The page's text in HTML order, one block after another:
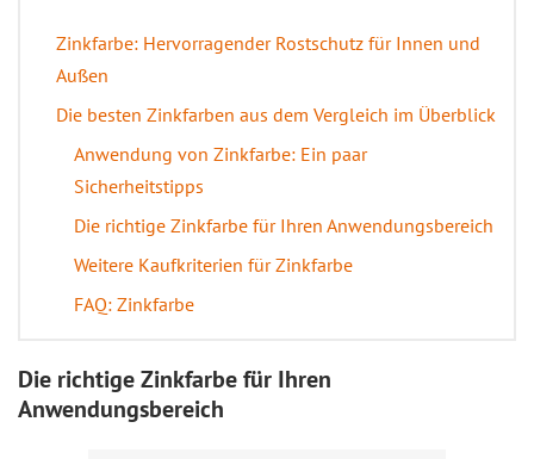
Zinkfarbe: Hervorragender Rostschutz für Innen und
Außen
Die besten Zinkfarben aus dem Vergleich im Überblick
Anwendung von Zinkfarbe: Ein paar
Sicherheitstipps
Die richtige Zinkfarbe für Ihren Anwendungsbereich
Weitere Kaufkriterien für Zinkfarbe
FAQ: Zinkfarbe
Die richtige Zinkfarbe für Ihren
Anwendungsbereich